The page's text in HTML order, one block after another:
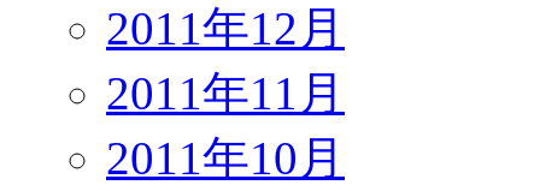
2011年12月
2011年11月
2011年10月